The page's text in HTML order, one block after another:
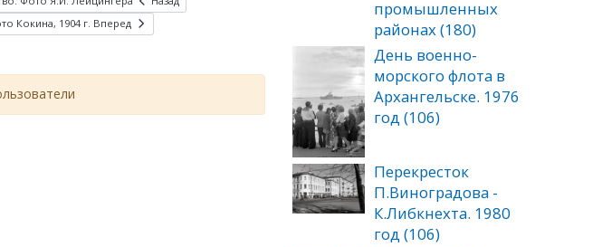
Кокина, 1904 г. Вперед
промышленных
районах (180)
День военно-
морского флота в
Архангельске. 1976
год (106)
Перекресток
П.Виноградова -
К.Либкнехта. 1980
год (106)